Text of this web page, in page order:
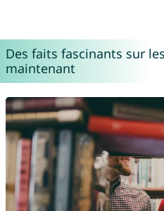
Des faits fascinants sur
maintenant